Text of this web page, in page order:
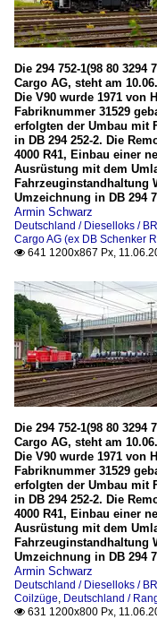
Die 294 752-1(98 80
Cargo AG, steht am
Die V90 wurde 1971 von
Fabriknummer 31529
erfolgten der Umbau mit
in DB 294 252-2. Die
4000 R41, Einbau einer
Ausrüstung mit dem
Fahrzeuginstandhaltung
Umzeichnung in DB 294
Armin Schwarz
Deutschland / Dieselloks /
Cargo AG (ex DB Schenker
 641 1200x867 Px,
Die 294 752-1(98 80
Cargo AG, steht am
Die V90 wurde 1971 von
Fabriknummer 31529
erfolgten der Umbau mit
in DB 294 252-2. Die
4000 R41, Einbau einer
Ausrüstung mit dem
Fahrzeuginstandhaltung
Umzeichnung in DB 294
Armin Schwarz
Deutschland / Dieselloks /
Coilzüge, Deutschland /
 631 1200x800 Px,